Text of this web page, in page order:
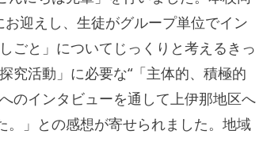
迎えし、生徒がグループ単位でイン
ごと」についてじっくりと考えるきっ
究活動」に必要な“「主体的、積極的
のインタビューを通して上伊那地区へ
」との感想が寄せられました。地域